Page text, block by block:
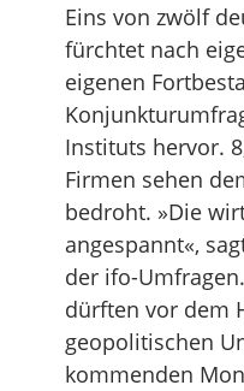
Eins von zwölf
fürchtet nach
eigenen
Instituts hervor.
Firmen sehen
bedroht. »Die
angespannt«,
der ifo-
dürften vor dem
geopolitischen
kommenden